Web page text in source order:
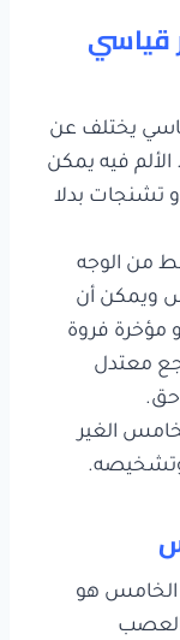
قياسي
يختلف عن
فيه يمكن
تشنجات بدلا
من الوجه
ويمكن أن
مؤخرة فروة
معتدل
الغير
الخامس هو
العصب